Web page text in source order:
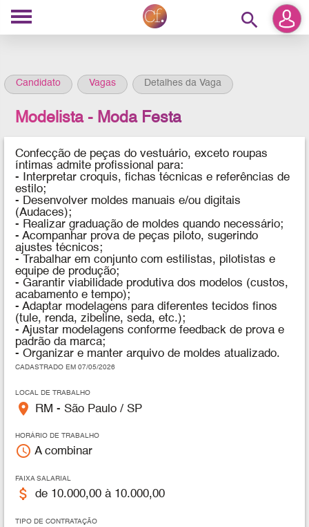
search
Candidato Vagas Detalhes da Vaga
Modelista - Moda Festa
Confecção de peças do vestuário, exceto roupas
íntimas admite profissional para:
-
Interpretar croquis, fichas técnicas e referências de
estilo;
- Desenvolver moldes manuais e/ou digitais
(Audaces);
- Realizar graduação de moldes quando necessário;
- Acompanhar prova de peças piloto, sugerindo
ajustes técnicos;
- Trabalhar em conjunto com estilistas, pilotistas e
equipe de produção;
- Garantir viabilidade produtiva dos modelos (custos,
acabamento e tempo);
- Adaptar modelagens para diferentes tecidos finos
(tule, renda, zibeline, seda, etc.);
- Ajustar modelagens conforme feedback de prova e
padrão da marca;
- Organizar e manter arquivo de moldes atualizado.
CADASTRADO EM 07/05/2026
LOCAL DE TRABALHO
place RM - São Paulo / SP
HORÁRIO DE TRABALHO
access_time A combinar
FAIXA SALARIAL
attach_money de 10.000,00 à 10.000,00
TIPO DE CONTRATAÇÃO